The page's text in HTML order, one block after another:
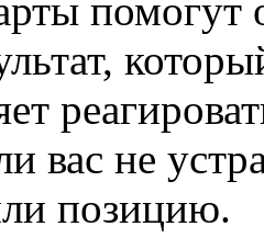
помогут
вас не
позицию.